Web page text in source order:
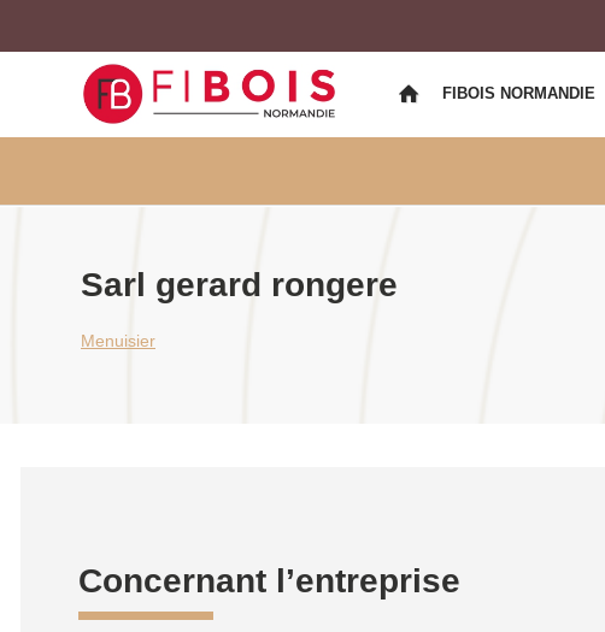
FIBOIS NORMANDIE
Sarl gerard rongere
Menuisier
Concernant l’entreprise